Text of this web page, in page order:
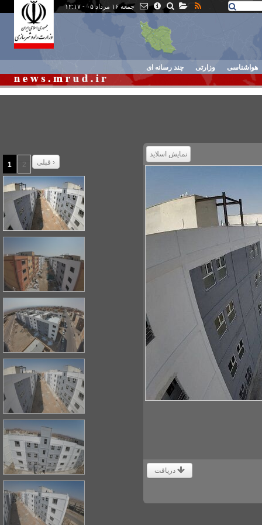
جمعه ۱۶ مرداد ۰۵ - ۱۲:۱۷
هواشناسی وزارتی چند رسانه ای
نمایش اسلاید
دریافت
1 2 قبلی ›